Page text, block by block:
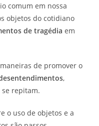
comum em nossa
objetos do cotidiano
de tragédia em
de promover o
,
se repitam.
o uso de objetos e a